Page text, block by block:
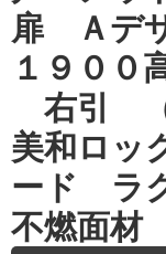
扉 Ａデ
１９００
右引 （
美和ロッ
ード ラ
不燃面材